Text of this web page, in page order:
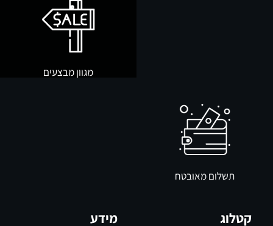
מגוון מבצעים
תשלום מאובטח
קטלוג מידע